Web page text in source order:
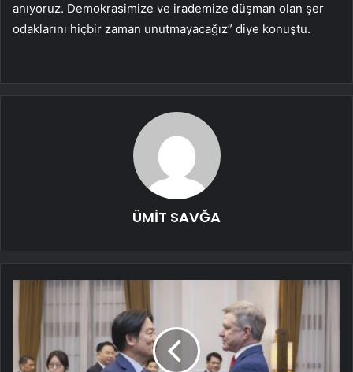
anıyoruz. Demokrasimize ve irademize düşman olan şer
odaklarını hiçbir zaman unutmayacağız” diye konuştu.
ÜMİT SAVĞA